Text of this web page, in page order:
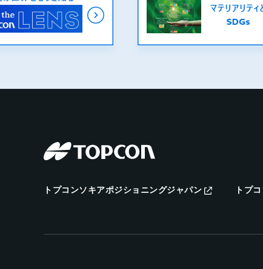
トプコンソキアポジショニングジャパン トプ